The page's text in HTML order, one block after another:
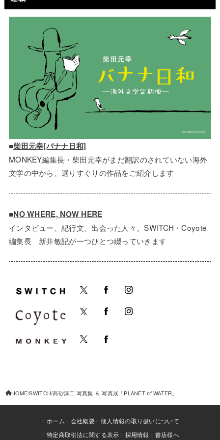
■柴田元幸[バナナ日和]
MONKEY編集長・柴田元幸がまだ翻訳のされていない海外
文学の中から、選りすぐりの作品をご紹介します
■NO WHERE, NOW HERE
インタビュー、紀行文、出会った人々。SWITCH・Coyote
編集長 新井敏記が一つひとつ綴っていきます
HOME SWITCH 高砂淳二 写真集 ＆ 写真展「PLANET of WATER」
ホーム 会社概要
個人情報の取り扱いについて
特定商取引法に関する表示
採用情報 書店様へ